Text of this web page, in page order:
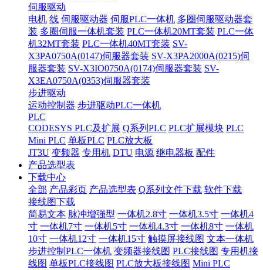
伺服驱动
电机 线 伺服驱动器 伺服PLC一体机 多圈伺服驱动器套
装 多圈伺服一体机套装 PLC一体机20MT套装 PLC一体
机32MT套装 PLC一体机40MT套装 SV-
X3PA0750A(0147)伺服器套装 SV-X3PA2000A(0215)伺
服器套装 SV-X3IO0750A(0174)伺服器套装 SV-
X3EA0750A(0353)伺服器套装
步进驱动
运动控制器 步进驱动PLC一体机
PLC
CODESYS PLC及扩展 Q系列PLC PLC扩展模块 PLC
Mini PLC 单板PLC PLC放大板
JT3U 变频器 专用机 DTU 电源 继电器板 配件
产品选型表
下载中心
全部 产品彩页 产品选型表 Q系列文件下载 软件下载
接线图下载
简易文本 脉冲增强型 一体机2.8寸 一体机3.5寸 一体机4
寸 一体机7寸 一体机5寸 一体机4.3寸 一体机8寸 一体机
10寸 一体机12寸 一体机15寸 触摸屏接线图 文本一体机
步进控制PLC一体机 变频器接线图 PLC接线图 专用机接
线图 单板PLC接线图 PLC放大板接线图 Mini PLC